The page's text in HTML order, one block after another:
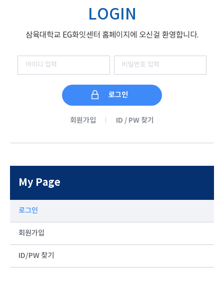
LOGIN
삼육대학교 EG화잇센터 홈페이지에 오신걸 환영합니다.
회원가입 ID / PW 찾기
My Page
로그인
회원가입
ID/PW 찾기